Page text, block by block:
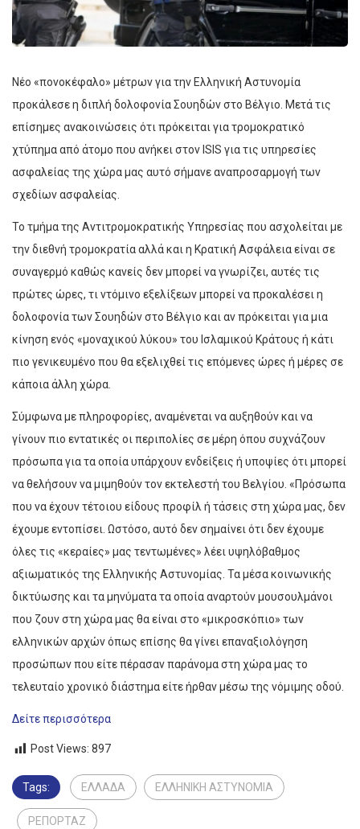
Νέο «πονοκέφαλο» μέτρων για την Ελληνική Αστυνομία
προκάλεσε η διπλή δολοφονία Σουηδών στο Βέλγιο. Μετά τις
επίσημες ανακοινώσεις ότι πρόκειται για τρομοκρατικό
χτύπημα από άτομο που ανήκει στον ISIS για τις υπηρεσίες
ασφαλείας της χώρα μας αυτό σήμανε αναπροσαρμογή των
σχεδίων ασφαλείας.
Το τμήμα της Αντιτρομοκρατικής Υπηρεσίας που ασχολείται με
την διεθνή τρομοκρατία αλλά και η Κρατική Ασφάλεια είναι σε
συναγερμό καθώς κανείς δεν μπορεί να γνωρίζει, αυτές τις
πρώτες ώρες, τι ντόμινο εξελίξεων μπορεί να προκαλέσει η
δολοφονία των Σουηδών στο Βέλγιο και αν πρόκειται για μια
κίνηση ενός «μοναχικού λύκου» του Ισλαμικού Κράτους ή κάτι
πιο γενικευμένο που θα εξελιχθεί τις επόμενες ώρες ή μέρες σε
κάποια άλλη χώρα.
Σύμφωνα με πληροφορίες, αναμένεται να αυξηθούν και να
γίνουν πιο εντατικές οι περιπολίες σε μέρη όπου συχνάζουν
πρόσωπα για τα οποία υπάρχουν ενδείξεις ή υποψίες ότι μπορεί
να θελήσουν να μιμηθούν τον εκτελεστή του Βελγίου. «Πρόσωπα
που να έχουν τέτοιου είδους προφίλ ή τάσεις στη χώρα μας, δεν
έχουμε εντοπίσει. Ωστόσο, αυτό δεν σημαίνει ότι δεν έχουμε
όλες τις «κεραίες» μας τεντωμένες» λέει υψηλόβαθμος
αξιωματικός της Ελληνικής Αστυνομίας. Τα μέσα κοινωνικής
δικτύωσης και τα μηνύματα τα οποία αναρτούν μουσουλμάνοι
που ζουν στη χώρα μας θα είναι στο «μικροσκόπιο» των
ελληνικών αρχών όπως επίσης θα γίνει επαναξιολόγηση
προσώπων που είτε πέρασαν παράνομα στη χώρα μας το
τελευταίο χρονικό διάστημα είτε ήρθαν μέσω της νόμιμης οδού.
Δείτε περισσότερα
Post Views: 897
Tags: ΕΛΛΑΔΑ ΕΛΛΗΝΙΚΗ ΑΣΤΥΝΟΜΙΑ
ΡΕΠΟΡΤΑΖ